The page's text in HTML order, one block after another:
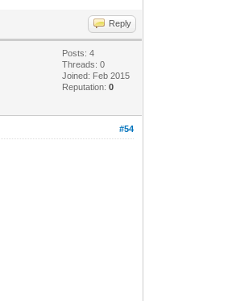
Reply
Posts: 4
Threads: 0
Joined: Feb 2015
Reputation:0
#54